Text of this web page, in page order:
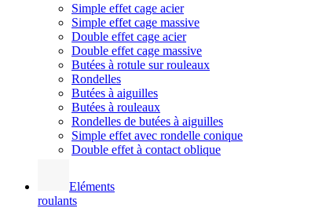
Simple effet cage acier
Simple effet cage massive
Double effet cage acier
Double effet cage massive
Butées à rotule sur rouleaux
Rondelles
Butées à aiguilles
Butées à rouleaux
Rondelles de butées à aiguilles
Simple effet avec rondelle conique
Double effet à contact oblique
Eléments
roulants